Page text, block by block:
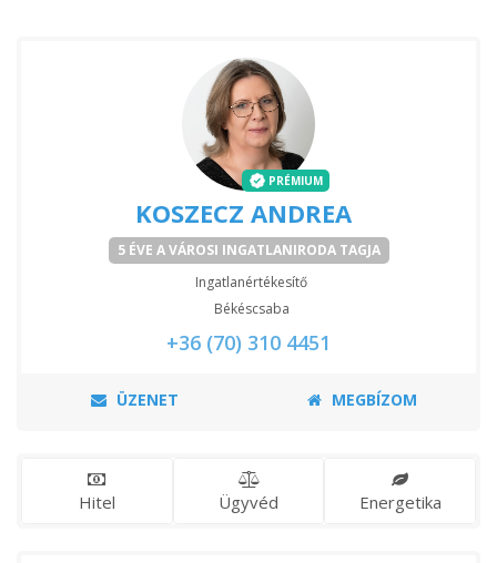
PRÉMIUM
KOSZECZ ANDREA
5 ÉVE A VÁROSI INGATLANIRODA TAGJA
Ingatlanértékesítő
Békéscsaba
+36 (70) 310 4451
ÜZENET MEGBÍZOM
Hitel Ügyvéd Energetika